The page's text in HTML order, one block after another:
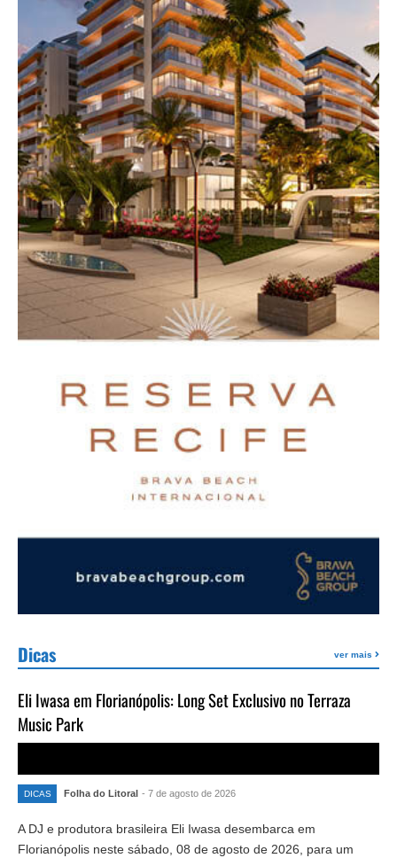
Dicas ver mais
Eli Iwasa em Florianópolis: Long Set Exclusivo no Terraza
Music Park
DICAS Folha do Litoral - 7 de agosto de 2026
A DJ e produtora brasileira Eli Iwasa desembarca em
Florianópolis neste sábado, 08 de agosto de 2026, para um